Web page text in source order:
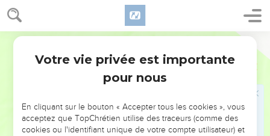
Genèse 44
28 L’un des deux m’a quitté et j’ai dit : Une bête sauvage l’a
sûrement dévoré. En effet, jusqu’à maintenant, je ne l’ai
jamais revu.
Vous voulez encore m’enlever ce fils ! Je suis vieux. Si un
malheur lui arrive, je mourrai de chagrin par votre faute.”
pas rentrer chez mon père sans ramener l’enfant.
La vie de mon père est trop liée à la sienne. S’il ne le voit
Votre vie privée est importante
pour nous
En cliquant sur le bouton « Accepter tous les cookies », vous
acceptez que TopChrétien utilise des traceurs (comme des
cookies ou l'identifiant unique de votre compte utilisateur) et